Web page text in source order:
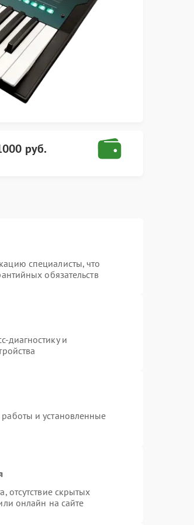
руб.
специалисты, что
обязательств
диагностику и
и установленные
отсутствие скрытых
онлайн на сайте